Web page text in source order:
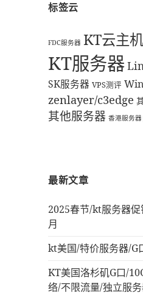
标签云
FDC服务器 KT云主机
KT服务器
SK服务器 VPS测评
zenlayer/c3edge
其他服务器 香港服务
最新文章
2025春节/kt服务器
月
kt美国/特价服务器/G
KT美国洛杉矶G口/
络/不限流量/独立服